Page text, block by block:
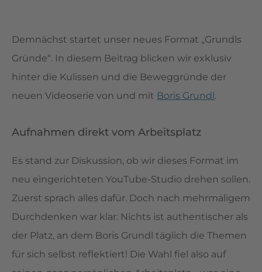
Demnächst startet unser neues Format „Grundls
Gründe“. In diesem Beitrag blicken wir exklusiv
hinter die Kulissen und die Beweggründe der
neuen Videoserie von und mit Boris Grundl.
Aufnahmen direkt vom Arbeitsplatz
Es stand zur Diskussion, ob wir dieses Format im
neu eingerichteten YouTube-Studio drehen sollen.
Zuerst sprach alles dafür. Doch nach mehrmaligem
Durchdenken war klar: Nichts ist authentischer als
der Platz, an dem Boris Grundl täglich die Themen
für sich selbst reflektiert! Die Wahl fiel also auf